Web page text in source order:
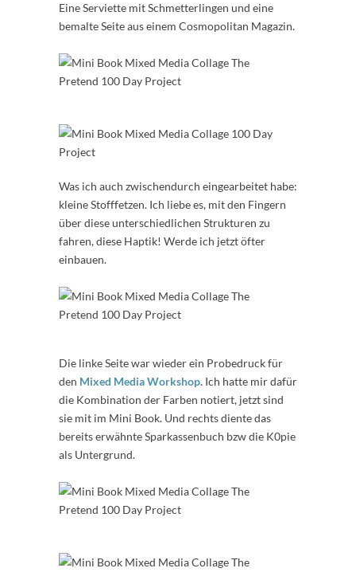
Eine Serviette mit Schmetterlingen und eine
bemalte Seite aus einem Cosmopolitan Magazin.
Was ich auch zwischendurch eingearbeitet habe:
kleine Stofffetzen. Ich liebe es, mit den Fingern
über diese unterschiedlichen Strukturen zu
fahren, diese Haptik! Werde ich jetzt öfter
einbauen.
Die linke Seite war wieder ein Probedruck für
den Mixed Media Workshop. Ich hatte mir dafür
die Kombination der Farben notiert, jetzt sind
sie mit im Mini Book. Und rechts diente das
bereits erwähnte Sparkassenbuch bzw die K0pie
als Untergrund.